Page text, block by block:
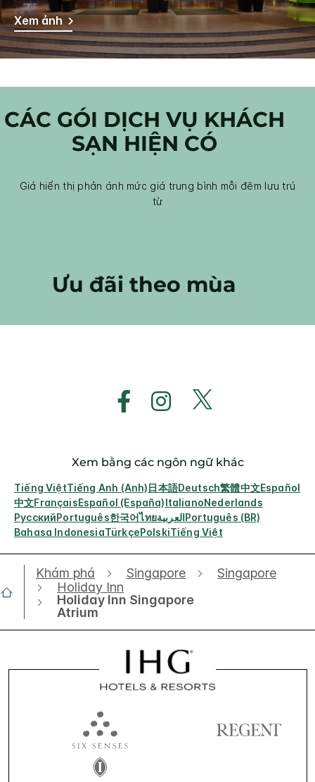
Xem ảnh
CÁC GÓI DỊCH VỤ KHÁCH
SẠN HIỆN CÓ
Giá hiển thị phản ánh mức giá trung bình mỗi đêm lưu trú
từ
Ưu đãi theo mùa
Xem bằng các ngôn ngữ khác
Tiếng ViệtTiếng Anh (Anh)日本語Deutsch繁體中文Español
中文FrançaisEspañol (España)ItalianoNederlands
РусскийPortuguês한국어ไทยالعربيةPortuguês (BR)
Bahasa IndonesiaTürkçePolskiTiếng Việt
Khám phá Singapore
Singapore
Holiday Inn
Holiday Inn Singapore
Atrium